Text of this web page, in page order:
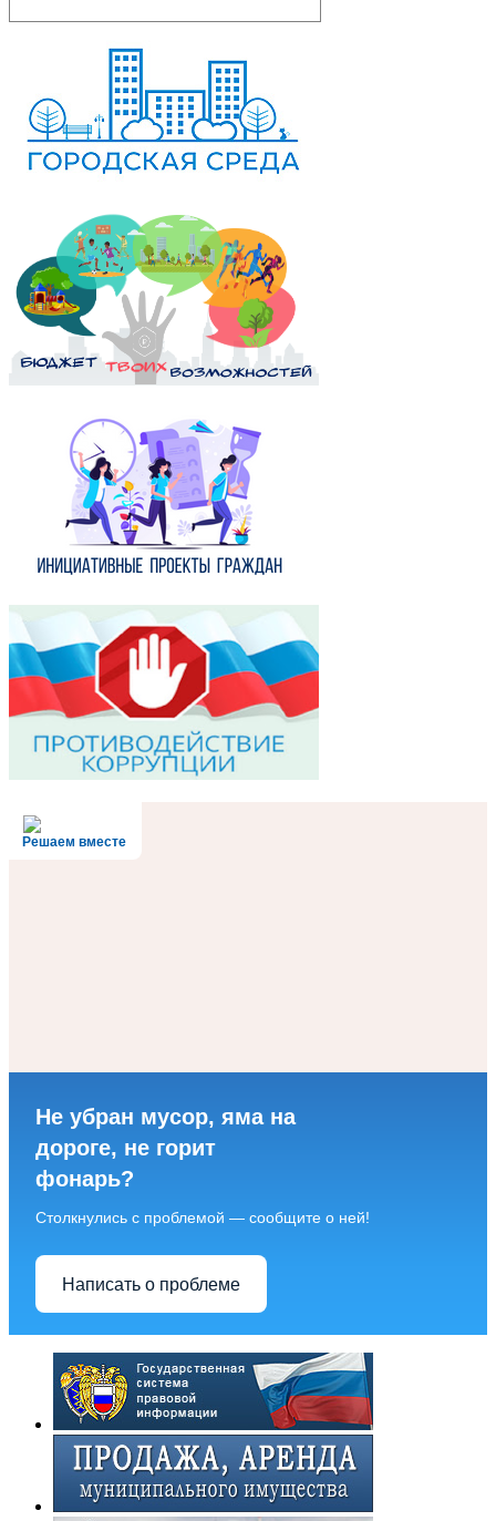
Решаем вместе
Не убран мусор, яма на
дороге, не горит
фонарь?
Столкнулись с проблемой — сообщите о ней!
Написать о проблеме